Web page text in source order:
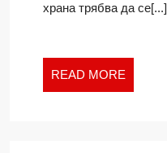
храна трябва да се[...]
READ MORE
MORE